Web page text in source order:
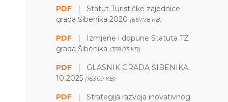
PDF | Statut Turističke zajednice
grada Šibenika 2020 (667.78 KB)
PDF |
Izmjene i dopune Statuta TZ
grada Šibenika (359.03 KB)
PDF | GLASNIK GRADA ŠIBENIKA
10 2025 (163.09 KB)
PDF | Strategija razvoja inovativnog